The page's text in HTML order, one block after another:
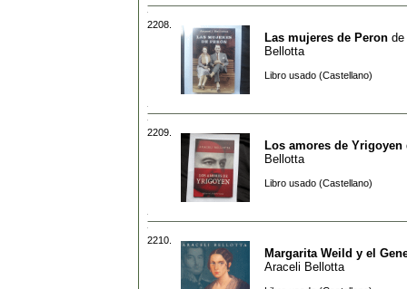
2208.
Las mujeres de Peron de
Bellotta
Libro usado (Castellano)
2209.
Los amores de Yrigoyen
Bellotta
Libro usado (Castellano)
2210.
Margarita Weild y el
Araceli Bellotta